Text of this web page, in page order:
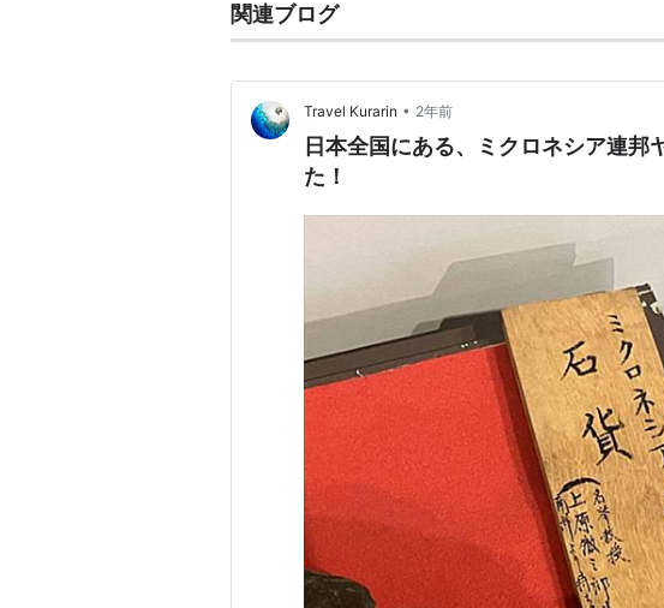
関連ブログ
Travel Kurarin • 2年前
日本全国にある、ミクロネシア連邦
た！